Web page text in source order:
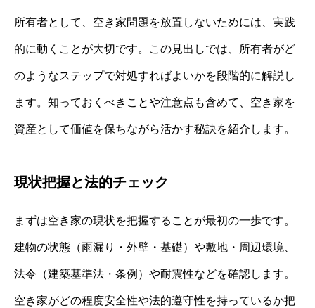
所有者として、空き家問題を放置しないためには、実践
的に動くことが大切です。この見出しでは、所有者がど
のようなステップで対処すればよいかを段階的に解説し
ます。知っておくべきことや注意点も含めて、空き家を
資産として価値を保ちながら活かす秘訣を紹介します。
現状把握と法的チェック
まずは空き家の現状を把握することが最初の一歩です。
建物の状態（雨漏り・外壁・基礎）や敷地・周辺環境、
法令（建築基準法・条例）や耐震性などを確認します。
空き家がどの程度安全性や法的遵守性を持っているか把